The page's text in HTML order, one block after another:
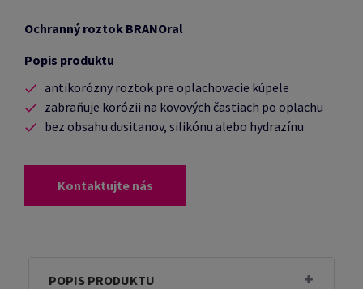
Ochranný roztok BRANOral
Popis produktu
antikorózny roztok pre oplachovacie kúpele
zabraňuje korózii na kovových častiach po oplachu
bez obsahu dusitanov, silikónu alebo hydrazínu
Kontaktujte nás
POPIS PRODUKTU